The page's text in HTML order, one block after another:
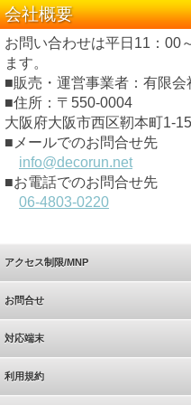
会社概要
お問い合わせは平日11：00
ます。
■販売・運営事業者：有限会
■住所：〒550-0004
大阪府大阪市西区靭本町1-
■メールでのお問合せ先
info@decorun.net
■お電話でのお問合せ先
06-4803-0220
アクセス制限/MNP
お問合せ
対応端末
利用規約